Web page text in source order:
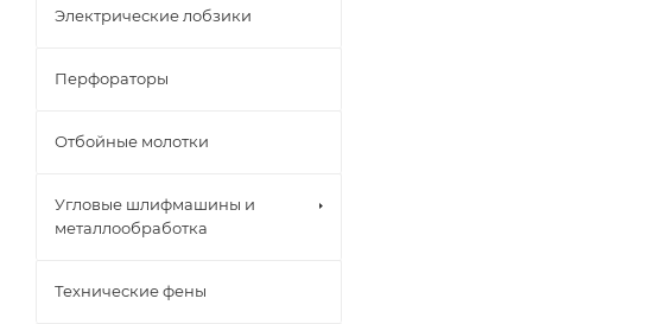
Электрические лобзики
Перфораторы
Отбойные молотки
Угловые шлифмашины и
металлообработка
Технические фены